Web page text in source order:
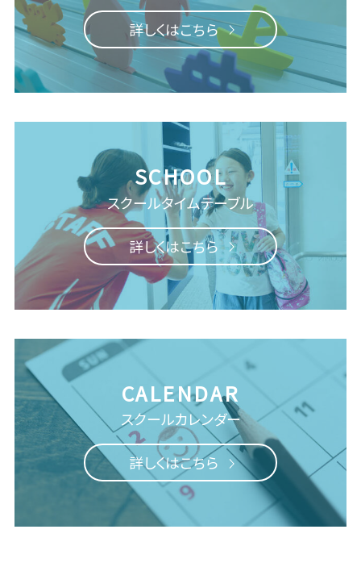
詳しくはこちら
スクールタイムテーブル
詳しくはこちら
スクールカレンダー
詳しくはこちら